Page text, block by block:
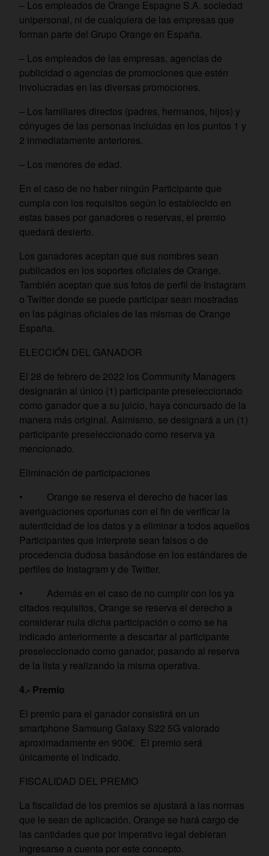
– Los empleados de Orange Espagne S.A. sociedad
unipersonal, ni de cualquiera de las empresas que
forman parte del Grupo Orange en España.
– Los empleados de las empresas, agencias de
publicidad o agencias de promociones que estén
involucradas en las diversas promociones.
– Los familiares directos (padres, hermanos, hijos) y
cónyuges de las personas incluidas en los puntos 1 y
2 inmediatamente anteriores.
– Los menores de edad.
En el caso de no haber ningún Participante que
cumpla con los requisitos según lo establecido en
estas bases por ganadores o reservas, el premio
quedará desierto.
Los ganadores aceptan que sus nombres sean
publicados en los soportes oficiales de Orange.
También aceptan que sus fotos de perfil de Instagram
o Twitter donde se puede participar sean mostradas
en las páginas oficiales de las mismas de Orange
España.
ELECCIÓN DEL GANADOR
El 28 de febrero de 2022 los Community Managers
designarán al único (1) participante preseleccionado
como ganador que a su juicio, haya concursado de la
manera más original. Asimismo, se designará a un (1)
participante preseleccionado como reserva ya
mencionado.
Eliminación de participaciones
• Orange se reserva el derecho de hacer las
averiguaciones oportunas con el fin de verificar la
autenticidad de los datos y a eliminar a todos aquellos
Participantes que interprete sean falsos o de
procedencia dudosa basándose en los estándares de
perfiles de Instagram y de Twitter.
• Además en el caso de no cumplir con los ya
citados requisitos, Orange se reserva el derecho a
considerar nula dicha participación o como se ha
indicado anteriormente a descartar al participante
preseleccionado como ganador, pasando al reserva
de la lista y realizando la misma operativa.
4.- Premio
El premio para el ganador consistirá en un
smartphone Samsung Galaxy S22 5G valorado
aproximadamente en 900€. El premio será
únicamente el indicado.
FISCALIDAD DEL PREMIO
La fiscalidad de los premios se ajustará a las normas
que le sean de aplicación. Orange se hará cargo de
las cantidades que por imperativo legal debieran
ingresarse a cuenta por este concepto.